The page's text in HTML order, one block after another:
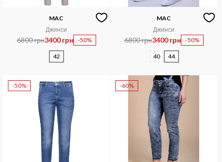
MAC
Джинси
6800 грн3400 грн -50%
42
MAC
Джинси
6800 грн3400 грн -50%
40 44
-50% -60%